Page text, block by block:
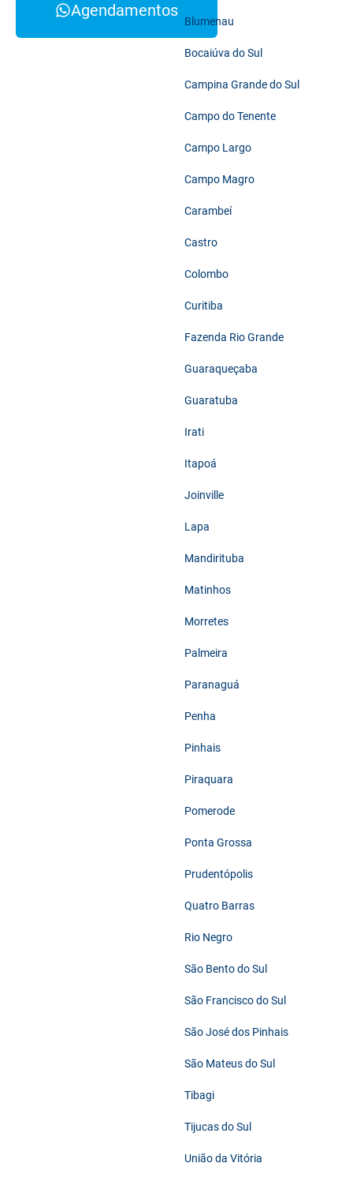
Agendamentos
Blumenau
Bocaiúva do Sul
Campina Grande do Sul
Campo do Tenente
Campo Largo
Campo Magro
Carambeí
Castro
Colombo
Curitiba
Fazenda Rio Grande
Guaraqueçaba
Guaratuba
Irati
Itapoá
Joinville
Lapa
Mandirituba
Matinhos
Morretes
Palmeira
Paranaguá
Penha
Pinhais
Piraquara
Pomerode
Ponta Grossa
Prudentópolis
Quatro Barras
Rio Negro
São Bento do Sul
São Francisco do Sul
São José dos Pinhais
São Mateus do Sul
Tibagi
Tijucas do Sul
União da Vitória